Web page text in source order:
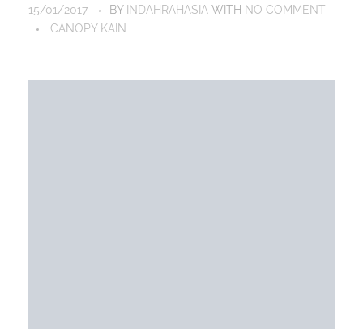
15/01/2017 BY INDAHRAHASIA WITH NO COMMENT
CANOPY KAIN